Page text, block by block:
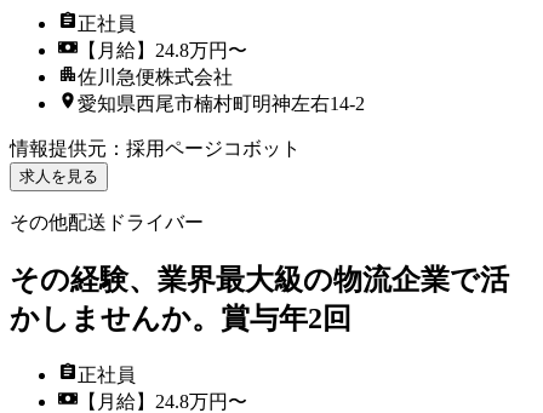
正社員
【月給】24.8万円〜
佐川急便株式会社
愛知県西尾市楠村町明神左右14-2
情報提供元 ： 採用ページコボット
求人を見る
その他配送ドライバー
その経験、業界最大級の物流企業で活
かしませんか。賞与年2回
正社員
【月給】24.8万円〜